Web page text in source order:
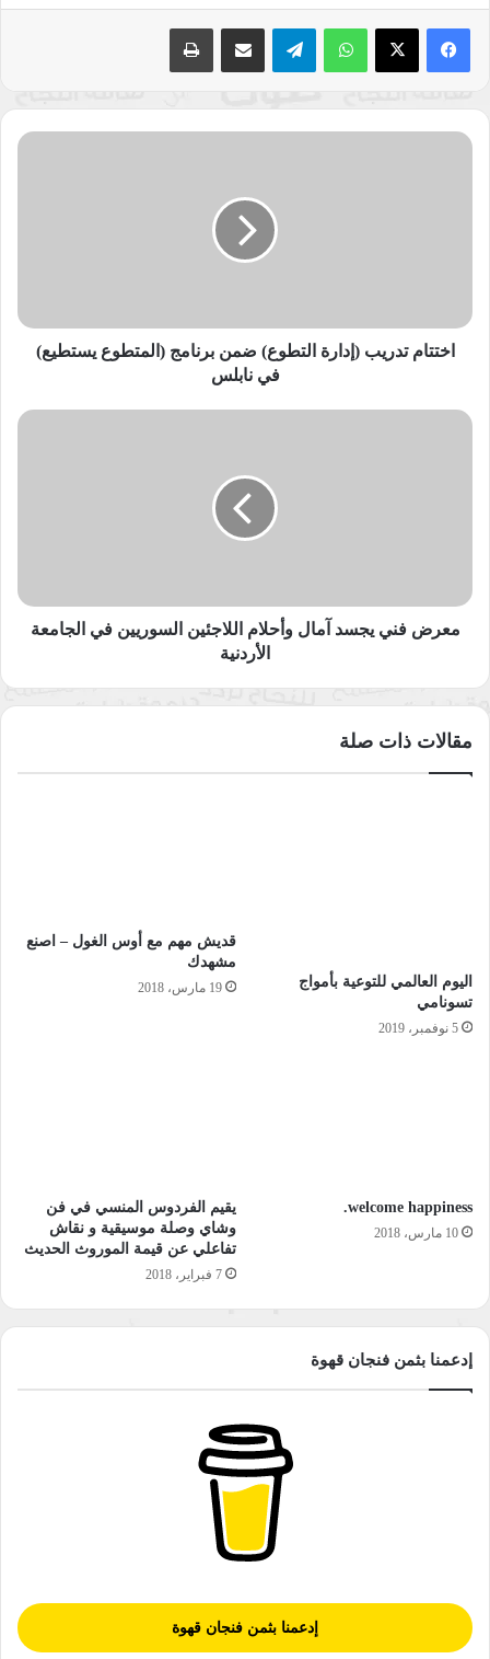
نسخ الرابط
واتساب تيلقرام مشاركة عبر البريد طباعة
اختتام
في
نابلساختتام تدريب (إدارة التطوع) ضمن برنامج (المتطوع يستطيع)
في نابلس
معرض
الجامعة
الأردنية
معرض فني يجسد آمال وأحلام اللاجئين السوريين في الجامعة
الأردنية
مقالات ذات صلة
اليوم العالمي للتوعية بأمواج
تسونامي
5 نوفمبر، 2019
قديش مهم مع أوس الغول – اصنع
مشهدك
19 مارس، 2018
welcome happiness.
10 مارس، 2018
يقيم الفردوس المنسي في فن
وشاي وصلة موسيقية و نقاش
تفاعلي عن قيمة الموروث الحديث
7 فبراير، 2018
إدعمنا بثمن فنجان قهوة
إدعمنا بثمن فنجان قهوة